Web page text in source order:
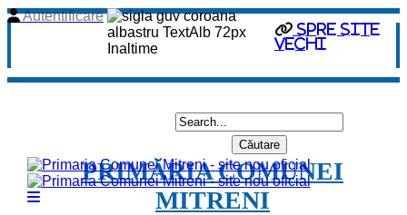
spre site
vechi
Autentificare
PRIMĂRIA COMUNEI
MITRENI